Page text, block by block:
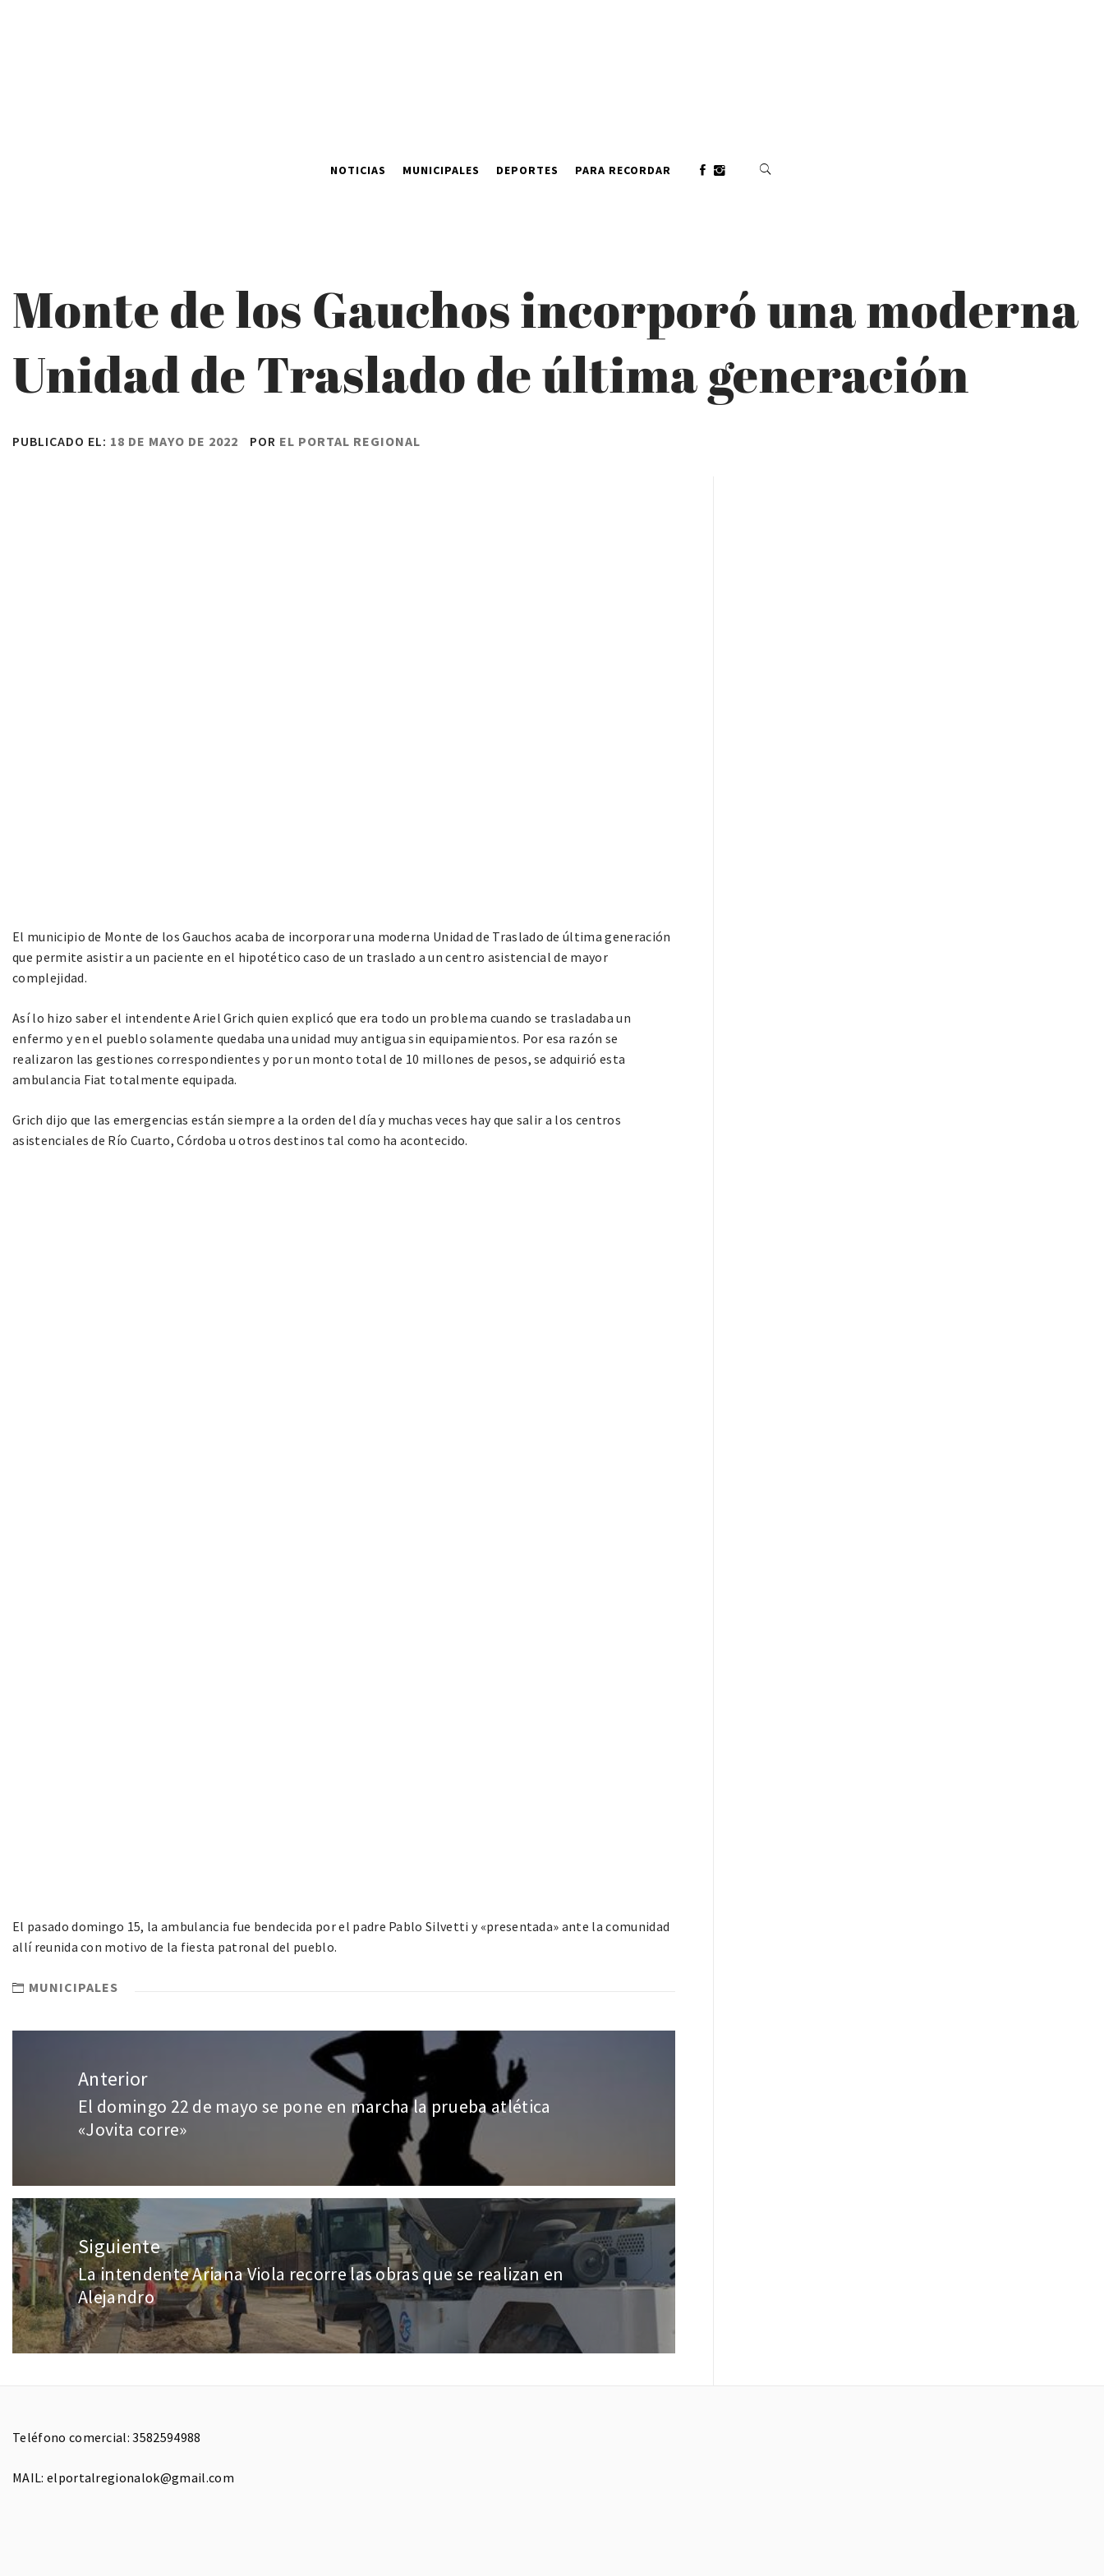
NOTICIAS MUNICIPALES DEPORTES PARA RECORDAR
Monte de los Gauchos incorporó una moderna
Unidad de Traslado de última generación
PUBLICADO EL: 18 DE MAYO DE 2022 POR EL PORTAL REGIONAL
El municipio de Monte de los Gauchos acaba de incorporar una moderna Unidad de Traslado de última generación
que permite asistir a un paciente en el hipotético caso de un traslado a un centro asistencial de mayor
complejidad.
Así lo hizo saber el intendente Ariel Grich quien explicó que era todo un problema cuando se trasladaba un
enfermo y en el pueblo solamente quedaba una unidad muy antigua sin equipamientos. Por esa razón se
realizaron las gestiones correspondientes y por un monto total de 10 millones de pesos, se adquirió esta
ambulancia Fiat totalmente equipada.
Grich dijo que las emergencias están siempre a la orden del día y muchas veces hay que salir a los centros
asistenciales de Río Cuarto, Córdoba u otros destinos tal como ha acontecido.
El pasado domingo 15, la ambulancia fue bendecida por el padre Pablo Silvetti y «presentada» ante la comunidad
allí reunida con motivo de la fiesta patronal del pueblo.
MUNICIPALES
Anterior
El domingo 22 de mayo se pone en marcha la prueba atlética
«Jovita corre»
Siguiente
La intendente Ariana Viola recorre las obras que se realizan en
Alejandro
Teléfono comercial: 3582594988
MAIL: elportalregionalok@gmail.com